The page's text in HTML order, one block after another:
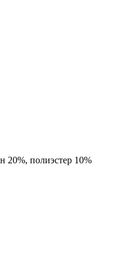
20%, полиэстер 10%